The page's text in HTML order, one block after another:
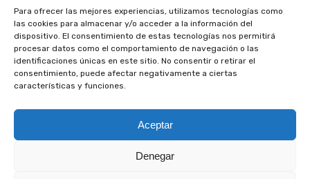
Para ofrecer las mejores experiencias, utilizamos tecnologías como
las cookies para almacenar y/o acceder a la información del
dispositivo. El consentimiento de estas tecnologías nos permitirá
procesar datos como el comportamiento de navegación o las
identificaciones únicas en este sitio. No consentir o retirar el
consentimiento, puede afectar negativamente a ciertas
características y funciones.
Aceptar
Denegar
Patagual Radio Digital 2026 - Todos los derechos
reservados
la Radio de Verdad
Cobertura
Programación
Síguenos en nuestras Redes Sociales